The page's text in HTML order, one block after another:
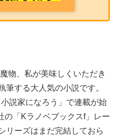
物、私が美味しくいただき
筆する大人気の小説です。
説家になろう」で連載が始
の「Kラノベブックスf」レー
リーズはまだ完結しておら